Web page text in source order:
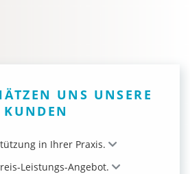
UNS UNSERE
KUNDEN
in Ihrer Praxis.
Leistungs-Angebot.